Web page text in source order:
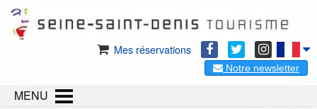
Mes réservations
Notre newsletter
MENU